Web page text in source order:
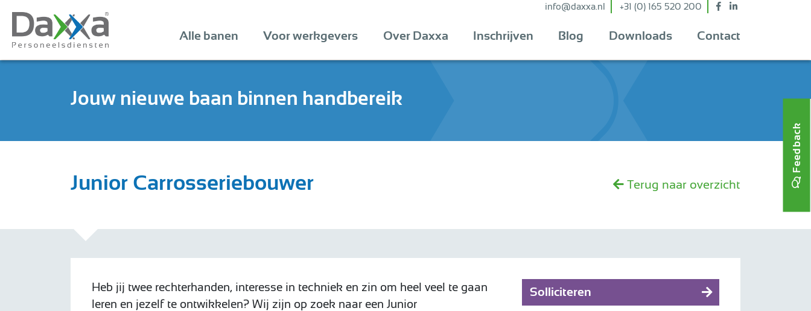
Feedback
info@daxxa.nl +31 (0) 165 520 200
Alle banen Voor werkgevers Over Daxxa Inschrijven Blog Downloads Contact
Jouw nieuwe baan binnen handbereik
Junior Carrosseriebouwer Terug naar overzicht
Heb jij twee rechterhanden, interesse in techniek en zin om heel veel te gaan
leren en jezelf te ontwikkelen? Wij zijn op zoek naar een Junior
Solliciteren